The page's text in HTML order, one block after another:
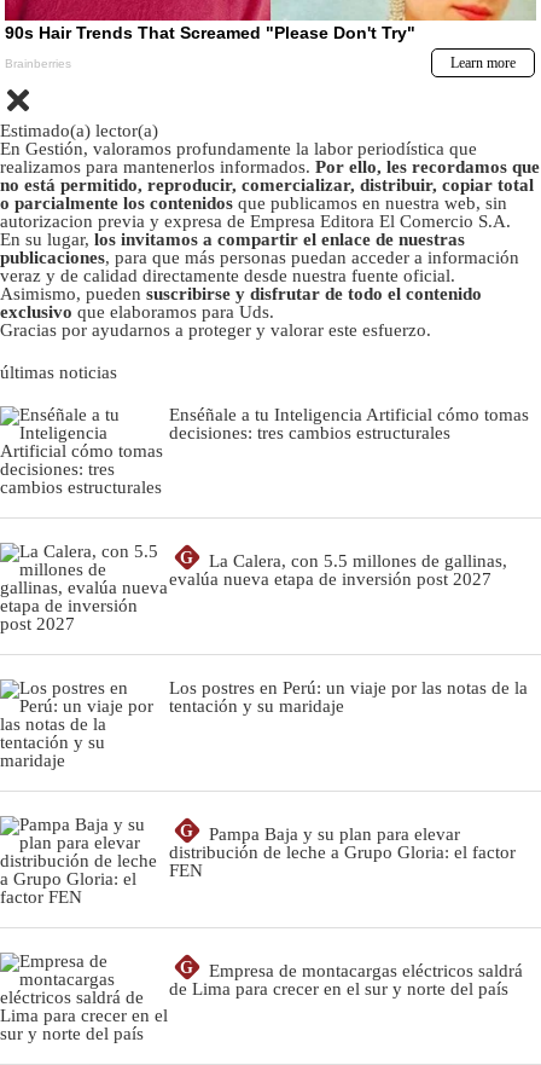
Estimado(a) lector(a)
En Gestión, valoramos profundamente la labor periodística que
realizamos para mantenerlos informados. Por ello, les recordamos que
no está permitido, reproducir, comercializar, distribuir, copiar total
o parcialmente los contenidos que publicamos en nuestra web, sin
autorizacion previa y expresa de Empresa Editora El Comercio S.A.
En su lugar, los invitamos a compartir el enlace de nuestras
publicaciones, para que más personas puedan acceder a información
veraz y de calidad directamente desde nuestra fuente oficial.
Asimismo, pueden suscribirse y disfrutar de todo el contenido
exclusivo que elaboramos para Uds.
Gracias por ayudarnos a proteger y valorar este esfuerzo.
últimas noticias
Enséñale a tu Inteligencia Artificial cómo tomas
decisiones: tres cambios estructurales
G
La Calera, con 5.5 millones de gallinas,
evalúa nueva etapa de inversión post 2027
Los postres en Perú: un viaje por las notas de la
tentación y su maridaje
G
Pampa Baja y su plan para elevar
distribución de leche a Grupo Gloria: el factor
FEN
G
Empresa de montacargas eléctricos saldrá
de Lima para crecer en el sur y norte del país